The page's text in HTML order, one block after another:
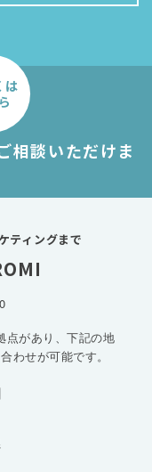
相談いただけま
は
ティングまで
点があり、下記の地
わせが可能です。